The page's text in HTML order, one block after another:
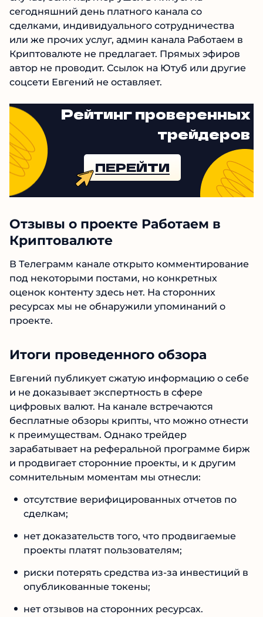
случае, если партнер ушел в минус. На
сегодняшний день платного канала со
сделками, индивидуального сотрудничества
или же прочих услуг, админ канала Работаем в
Криптовалюте не предлагает. Прямых эфиров
автор не проводит. Ссылок на Ютуб или
Рейтинг проверенных
трейдеров
ПЕРЕЙТИ
Отзывы о проекте Работаем в
Криптовалюте
В Телеграмм канале открыто
комментирование под некоторыми постами,
но конкретных оценок контенту здесь нет. На
сторонних ресурсах мы не обнаружили
Итоги проведенного обзора
Евгений публикует сжатую информацию о
себе и не доказывает экспертность в сфере
цифровых валют. На канале встречаются
бесплатные обзоры крипты, что можно
отнести к преимуществам. Однако трейдер
зарабатывает на реферальной программе
бирж и продвигает сторонние проекты, и к
отсутствие верифицированных отчетов по
нет доказательств того, что продвигаемые
риски потерять средства из-за инвестиций
№1 В РЕЙТИНГЕ
Samorph 4.9
высокий ROI, честная статистика и сотни
довольных клиентов.